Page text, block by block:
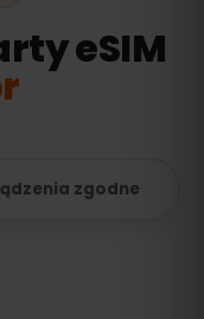
eSIM
zgodne